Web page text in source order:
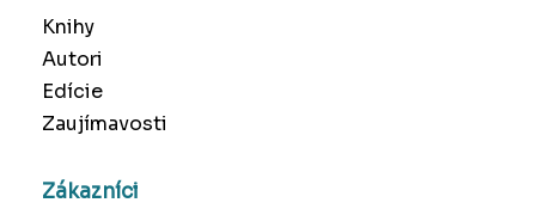
Knihy
Autori
Edície
Zaujímavosti
Zákazníci